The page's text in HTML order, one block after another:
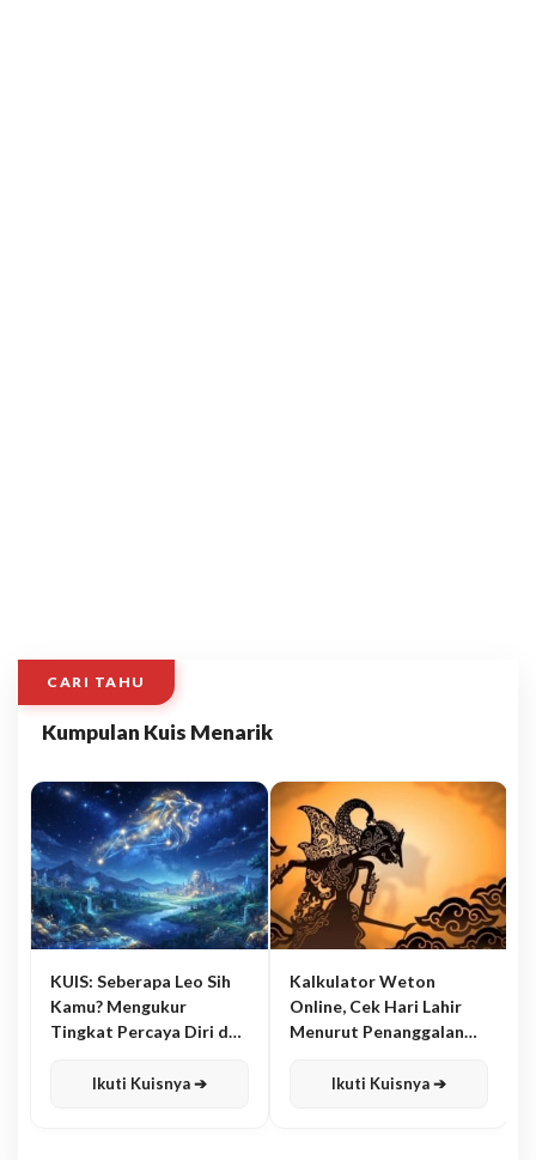
CARI TAHU
Kumpulan Kuis Menarik
KUIS: Seberapa Leo Sih
Kamu? Mengukur
Tingkat Percaya Diri dan
Ikuti Kuisnya ➔
Kalkulator Weton
Online, Cek Hari Lahir
Menurut Penanggalan
Ikuti Kuisnya ➔